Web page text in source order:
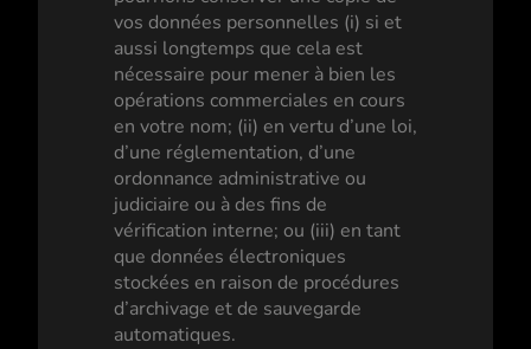
vos données personnelles (i) si et
aussi longtemps que cela est
nécessaire pour mener à bien les
opérations commerciales en cours
en votre nom; (ii) en vertu d’une loi,
d’une réglementation, d’une
ordonnance administrative ou
judiciaire ou à des fins de
vérification interne; ou (iii) en tant
que données électroniques
stockées en raison de procédures
d’archivage et de sauvegarde
automatiques.